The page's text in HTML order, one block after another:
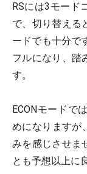
RSには3モード
で、切り替える
ードでも十分で
フルになり、踏
す。
ECONモードで
めになりますが
みを感じさせま
とも予想以上に